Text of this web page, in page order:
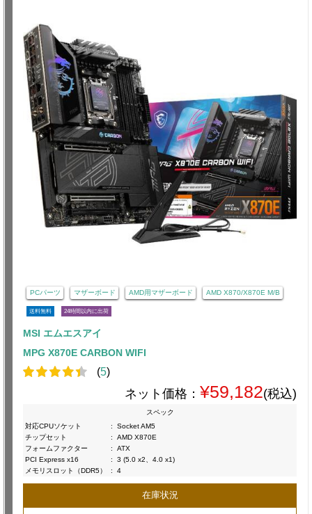
PCパーツ マザーボード AMD用マザーボード AMD X870/X870E M/B
送料無料 24時間以内に出荷
MSI エムエスアイ
MPG X870E CARBON WIFI
(5)
ネット価格： ¥59,182(税込)
スペック
対応CPUソケット
:
Socket AM5
チップセット
:
AMD X870E
フォームファクター
:
ATX
PCI Express x16
:
3 (5.0 x2、4.0 x1)
メモリスロット（DDR5）
: 4
在庫状況